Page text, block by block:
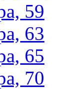
59
63
65
70